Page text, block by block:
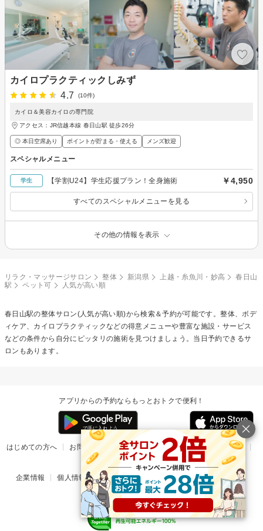
カイロプラクティックしみず
4.7
(10件)
カイロ＆美容カイロの専門院
アクセス：JR信越本線 春日山駅 徒歩26分
◎ 本日空席あり ポイントが貯まる・使える メンズ歓迎
スペシャルメニュー
学生 【学割U24】学生応援プラン！全身施術 ￥4,950
すべてのスペシャルメニューを見る
その他の情報を表示
リラク・マッサージサロン 整体 新潟県 上越・糸魚川・妙高
春日山
駅
ペット可 人気が高い順
春日山駅の整体サロン(人気が高い順)から検索＆予約が可能です。整体、ボデ
ィケア、カイロプラクティックなどの得意メニューや豊富な施設・サービス
などの条件から自分にピッタリの施術を見つけましょう。当日予約できるサ
ロンもあります。
アプリからの予約ならもっとおトクで便利！
はじめての方へ お問い合わせ ヘルプ リリース情報
利用規約
掲載ご希望のサロン様
企業情報 個人情報保護方針 楽天のサービス一覧 アプリ一覧
© Rakuten Group, Inc.